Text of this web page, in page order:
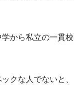
から私立の一貫校
クな人でないと、